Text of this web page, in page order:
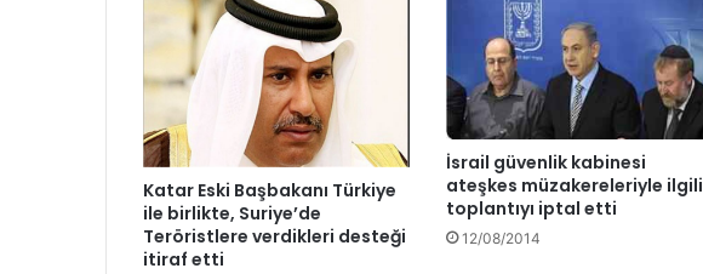
Katar Eski Başbakanı Türkiye
ile birlikte, Suriye’de
Teröristlere verdikleri desteği
itiraf etti
İsrail güvenlik kabinesi
ateşkes müzakereleriyle ilgili
toplantıyı iptal etti
12/08/2014